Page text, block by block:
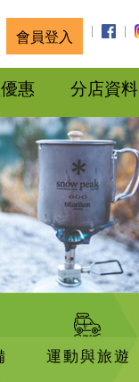
會員登入
惠 分店資料
運動與旅遊